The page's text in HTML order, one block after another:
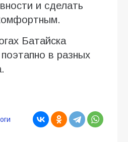
и сделать
Батайска
в разных